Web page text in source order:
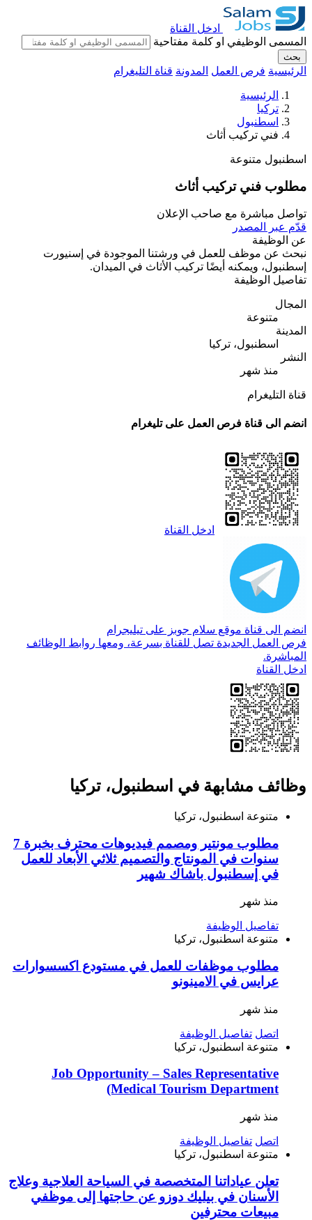
ادخل القناة
المسمى الوظيفي او كلمة مفتاحية
بحث
الرئيسية فرص العمل المدونة قناة التليغرام
الرئيسية
تركيا
اسطنبول
فني تركيب أثاث
اسطنبول متنوعة
مطلوب فني تركيب أثاث
تواصل مباشرة مع صاحب الإعلان
قدّم عبر المصدر
عن الوظيفة
نبحث عن موظف للعمل في ورشتنا الموجودة في إسنيورت
إسطنبول، ويمكنه أيضًا تركيب الأثاث في الميدان.
تفاصيل الوظيفة
المجال
متنوعة
المدينة
اسطنبول، تركيا
النشر
منذ شهر
قناة التليغرام
انضم الى قناة فرص العمل على تليغرام
ادخل القناة
انضم الى قناة موقع سلام جوبز على تيليجرام
فرص العمل الجديدة تصل للقناة بسرعة، ومعها روابط الوظائف
المباشرة.
ادخل القناة
وظائف مشابهة في اسطنبول، تركيا
متنوعة اسطنبول، تركيا
مطلوب مونتير ومصمم فيديوهات محترف بخبرة 7
سنوات في المونتاج والتصميم ثلاثي الأبعاد للعمل
في إسطنبول باشاك شهير
منذ شهر
تفاصيل الوظيفة
متنوعة اسطنبول، تركيا
مطلوب موظفات للعمل في مستودع اكسسوارات
عرايس في الامينونو
منذ شهر
اتصل تفاصيل الوظيفة
متنوعة اسطنبول، تركيا
Job Opportunity – Sales Representative
(Medical Tourism Department
منذ شهر
اتصل تفاصيل الوظيفة
متنوعة اسطنبول، تركيا
تعلن عياداتنا المتخصصة في السياحة العلاجية وعلاج
الأسنان في بيليك دوزو عن حاجتها إلى موظفي
مبيعات محترفين